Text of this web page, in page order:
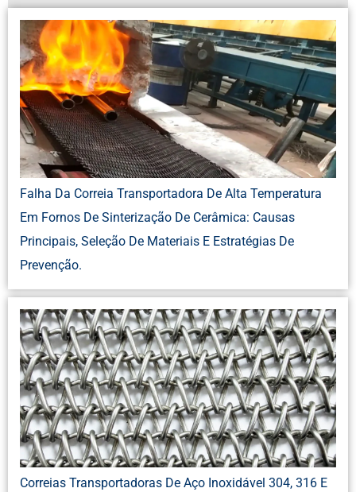
Falha Da Correia Transportadora De Alta Temperatura
Em Fornos De Sinterização De Cerâmica: Causas
Principais, Seleção De Materiais E Estratégias De
Prevenção.
Correias Transportadoras De Aço Inoxidável 304, 316 E